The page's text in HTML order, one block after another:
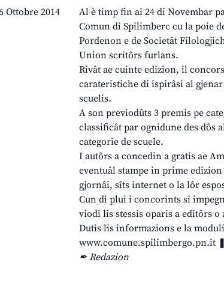
Ottobre 2014
Al è timp fin ai 24 di Novembar
Comun di Spilimberc cu la poie
Pordenon e de Societât
Union scritôrs furlans.
Rivât ae cuinte edizion, il
carateristiche di ispirâsi al gjenar
scuelis.
A son previodûts 3 premis pe
classificât par ognidune des dôs
categorie de scuele.
I autôrs a concedin a gratis ae
eventuâl stampe in prime
gjornâi, sîts internet o la lôr
Cun di plui i concorints si
viodi lis stessis oparis a editôrs
Dutis lis informazions e la
www.comune.spilimbergo.pn.it ❚
✒ Redazion